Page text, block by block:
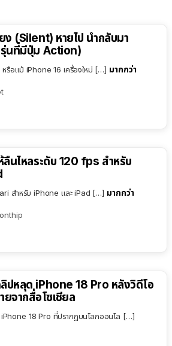
ง (Silent) หายไป นำกลับมา
รุ่นที่มีปุ่ม Action)
หรือแม้ iPhone 16 เครื่องใหม่ […] มากกว่า
นไหลระดับ 120 fps สำหรับ
สำหรับ iPhone และ iPad […] มากกว่า
ปหลุด iPhone 18 Pro หลังวิดีโอ
จากสื่อโซเชียล
18 Pro ที่ปรากฏบนโลกออนไล […]